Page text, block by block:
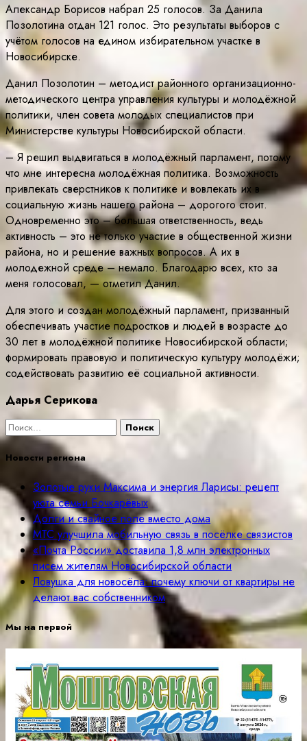
Александр Борисов набрал 25 голосов. За Данила
Позолотина отдан 121 голос. Это результаты выборов с
учётом голосов на едином избирательном участке в
Новосибирске.
Данил Позолотин – методист районного организационно-
методического центра управления культуры и молодёжной
политики, член совета молодых специалистов при
Министерстве культуры Новосибирской области.
– Я решил выдвигаться в молодёжный парламент, потому
что мне интересна молодёжная политика. Возможность
привлекать сверстников к политике и вовлекать их в
социальную жизнь нашего района – дорогого стоит.
Одновременно это – большая ответственность, ведь
активность – это не только участие в общественной жизни
района, но и решение важных вопросов. А их в
молодежной среде – немало. Благодарю всех, кто за
меня голосовал, — отметил Данил.
Для этого и создан молодёжный парламент, призванный
обеспечивать участие подростков и людей в возрасте до
30 лет в молодёжной политике Новосибирской области;
формировать правовую и политическую культуру молодёжи;
содействовать развитию её социальной активности.
Дарья Серикова
Найти:
Новости региона
Золотые руки Максима и энергия Ларисы: рецепт
уюта семьи Бочкарёвых
Долги и свайное поле вместо дома
МТС улучшила мобильную связь в посёлке связистов
«Почта России» доставила 1,8 млн электронных
писем жителям Новосибирской области
Ловушка для новосёла: почему ключи от квартиры не
делают вас собственником
Мы на первой